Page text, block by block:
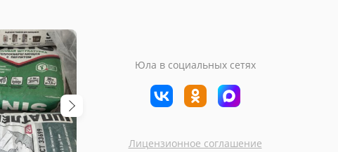
Юла в социальных сетях
Лицензионное соглашение